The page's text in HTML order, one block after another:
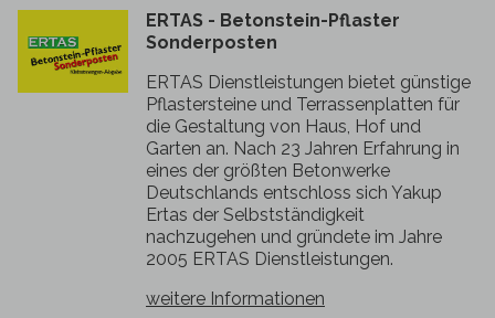
ERTAS - Betonstein-Pflaster
Sonderposten
ERTAS Dienstleistungen bietet günstige
Pflastersteine und Terrassenplatten für
die Gestaltung von Haus, Hof und
Garten an. Nach 23 Jahren Erfahrung in
eines der größten Betonwerke
Deutschlands entschloss sich Yakup
Ertas der Selbstständigkeit
nachzugehen und gründete im Jahre
2005 ERTAS Dienstleistungen.
weitere Informationen